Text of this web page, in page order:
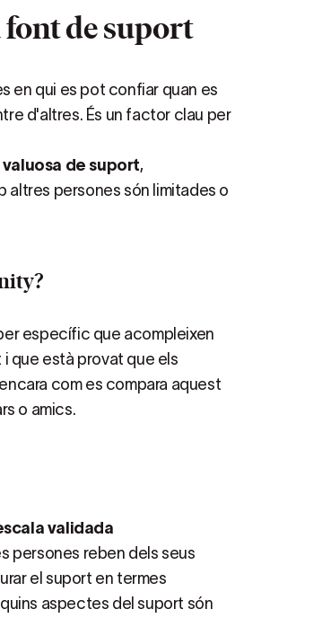
font de suport
en qui es pot confiar quan es
d'altres. És un factor clau per
de suport,
altres persones són limitades o
específic que acompleixen
que està provat que els
com es compara aquest
o amics.
validada
persones reben dels seus
el suport en termes
aspectes del suport són